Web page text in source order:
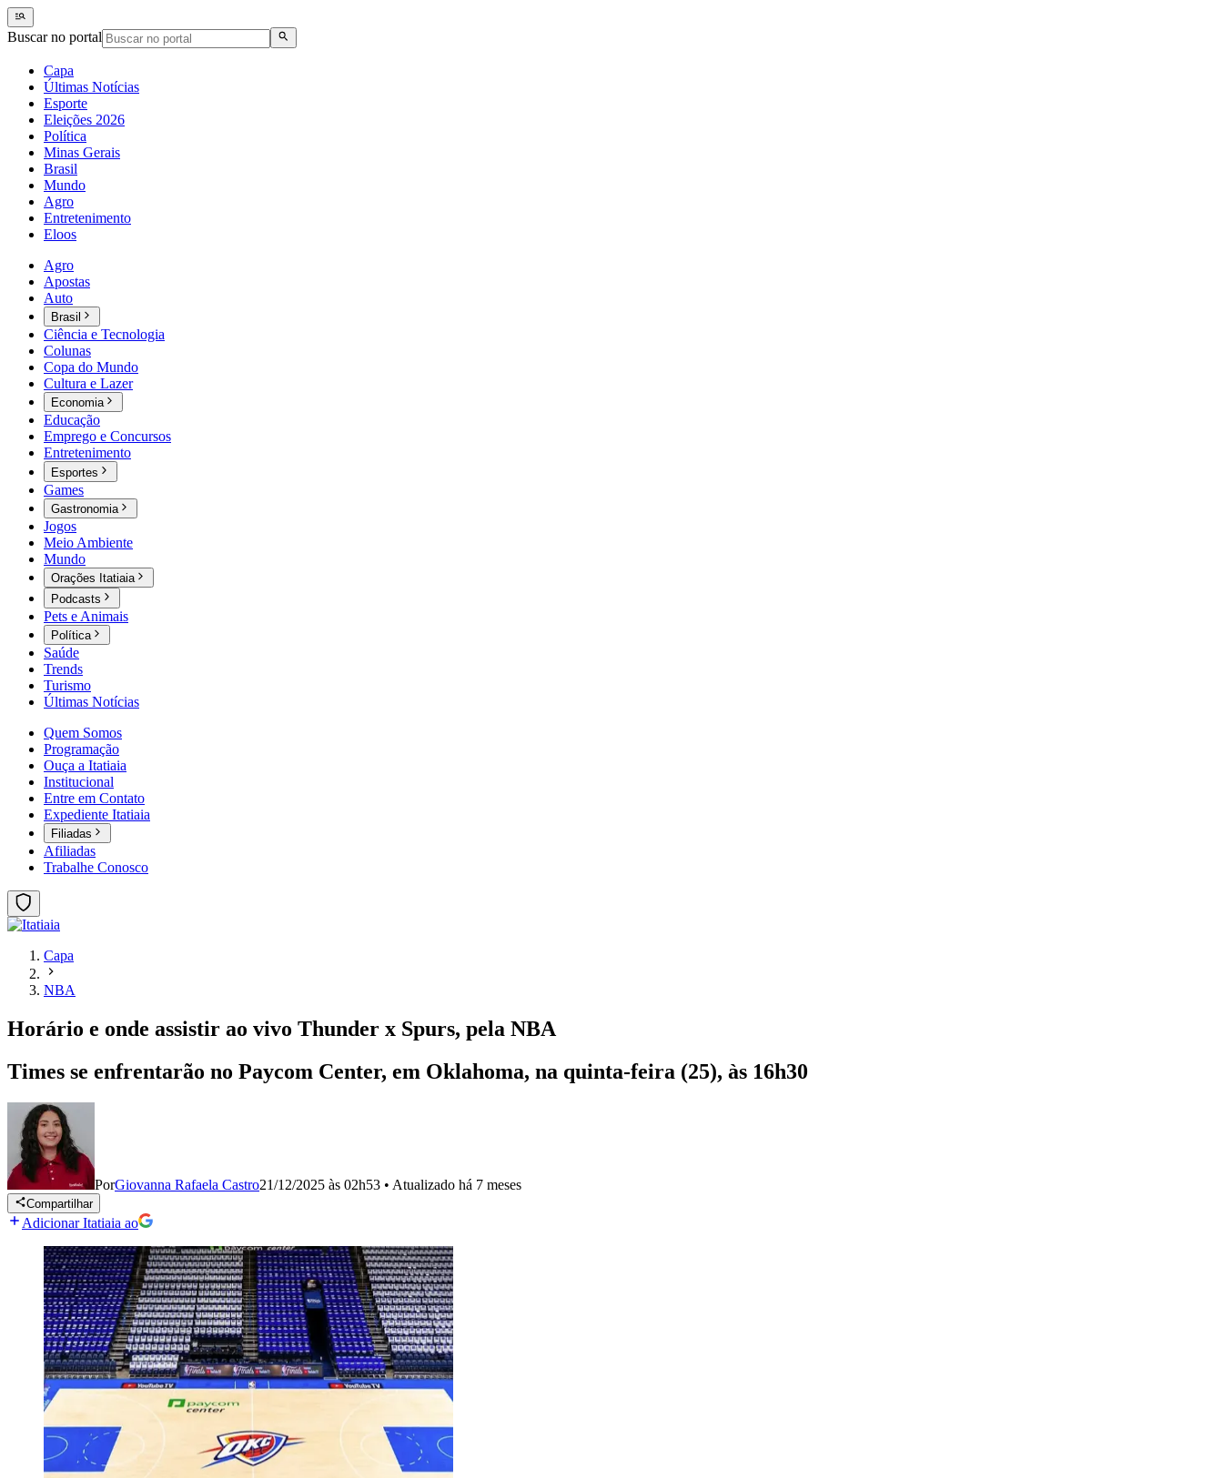
Buscar no portal
Capa
Últimas Notícias
Esporte
Eleições 2026
Política
Minas Gerais
Brasil
Mundo
Agro
Entretenimento
Eloos
Agro
Apostas
Auto
Brasil
Ciência e Tecnologia
Colunas
Copa do Mundo
Cultura e Lazer
Economia
Educação
Emprego e Concursos
Entretenimento
Esportes
Games
Gastronomia
Jogos
Meio Ambiente
Mundo
Orações Itatiaia
Podcasts
Pets e Animais
Política
Saúde
Trends
Turismo
Últimas Notícias
Quem Somos
Programação
Ouça a Itatiaia
Institucional
Entre em Contato
Expediente Itatiaia
Filiadas
Afiliadas
Trabalhe Conosco
Capa
NBA
Horário e onde assistir ao vivo Thunder x Spurs, pela NBA
Times se enfrentarão no Paycom Center, em Oklahoma, na quinta-feira (25), às 16h30
PorGiovanna Rafaela Castro21/12/2025 às 02h53 • Atualizado há 7 meses
Compartilhar
Adicionar Itatiaia ao